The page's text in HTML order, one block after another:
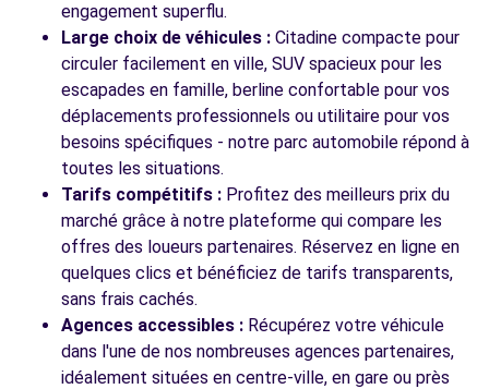
Voir toutes les agences
engagement superflu.
Large choix de véhicules : Citadine compacte pour
circuler facilement en ville, SUV spacieux pour les
escapades en famille, berline confortable pour vos
déplacements professionnels ou utilitaire pour vos
besoins spécifiques - notre parc automobile répond à
toutes les situations.
Tarifs compétitifs : Profitez des meilleurs prix du
marché grâce à notre plateforme qui compare les
offres des loueurs partenaires. Réservez en ligne en
quelques clics et bénéficiez de tarifs transparents,
sans frais cachés.
Agences accessibles : Récupérez votre véhicule
dans l'une de nos nombreuses agences partenaires,
idéalement situées en centre-ville, en gare ou près